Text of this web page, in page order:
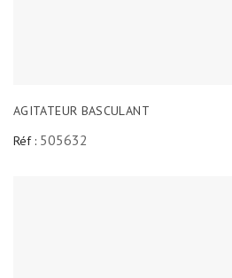
AGITATEUR BASCULANT
Réf : 505632